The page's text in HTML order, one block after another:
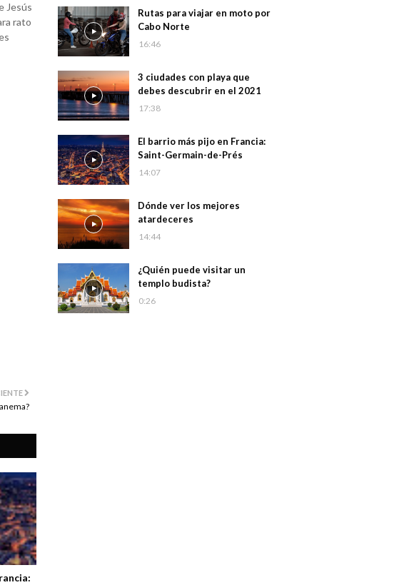
Jesús
rato
Rutas para viajar en moto por
Cabo Norte
16:46
3 ciudades con playa que
debes descubrir en el 2021
17:38
El barrio más pijo en Francia:
Saint-Germain-de-Prés
14:07
Dónde ver los mejores
atardeceres
14:44
¿Quién puede visitar un
templo budista?
0:26